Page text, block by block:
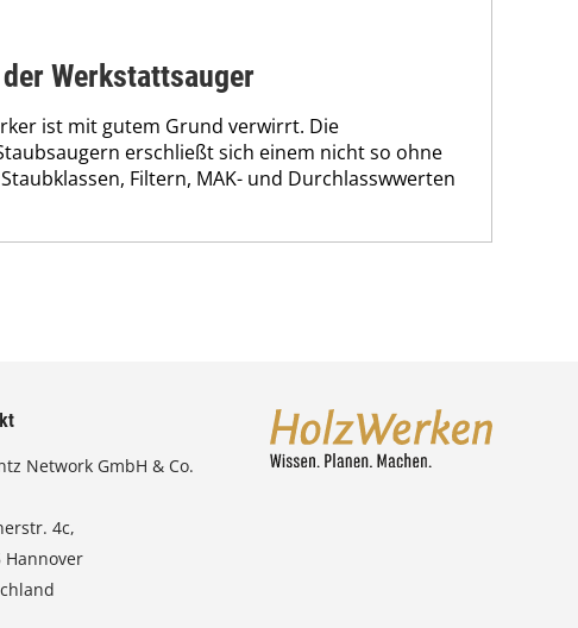
Werkstattsauger
ist mit gutem Grund verwirrt. Die
erschließt sich einem nicht so ohne
Filtern, MAK- und Durchlasswwerten
Network GmbH & Co.
4c,
Hannover